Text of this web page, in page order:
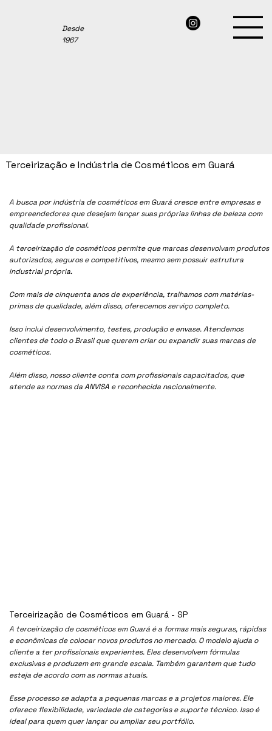
Desde
1967
A busca por indústria de cosméticos emGuará cresce entre empresas e
empreendedores que desejam lançar suas próprias linhas de beleza com
qualidade profissional.
A terceirização de cosméticos permite que marcas desenvolvam produtos
autorizados, seguros e competitivos, mesmo sem possuir estrutura
industrial própria.
Com mais de cinquenta anos de experiência, tralhamos com matérias-
primas de qualidade, além disso, oferecemos serviço completo.
Isso inclui desenvolvimento, testes, produção e envase. Atendemos
clientes de todo o Brasil que querem criar ou expandir suas marcas de
cosméticos.
Além disso, nosso cliente conta com profissionais capacitados, que
atende as normas da ANVISA e reconhecida nacionalmente.
A terceirização de cosméticos em Guará é a formas mais seguras, rápidas
e econômicas de colocar novos produtos no mercado. O modelo ajuda o
cliente a ter profissionais experientes. Eles desenvolvem fórmulas
exclusivas e produzem em grande escala. Também garantem que tudo
esteja de acordo com as normas atuais.
Esse processo se adapta a pequenas marcas e a projetos maiores. Ele
oferece flexibilidade, variedade de categorias e suporte técnico. Isso é
ideal para quem quer lançar ou ampliar seu portfólio.
Terceirização e Indústria de Cosméticos em Guará
Terceirização de Cosméticos em Guará - SP